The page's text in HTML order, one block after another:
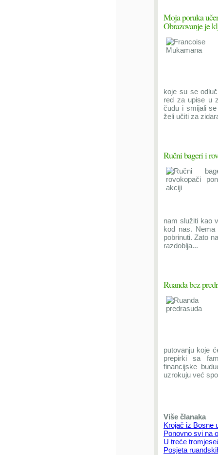
Moja poruka
Obrazovanje je
koje su se
red za upise u
čudu i smijali
želi učiti za
Ručni bageri i
nam služiti kao
kod nas.
pobrinuti. Zato
razdoblja...
Ruanda bez
putovanju koje
prepirki sa
financijske
uzrokuju već
Više članaka
Krojač iz Bosne
Ponovno svi na
U treće
Posjeta